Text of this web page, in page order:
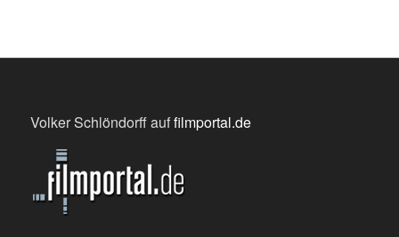
Volker Schlöndorff auffilmportal.de